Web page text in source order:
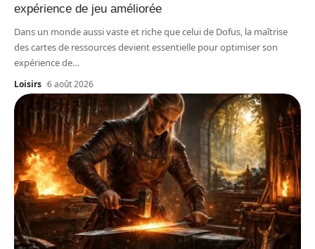
expérience de jeu améliorée
Dans un monde aussi vaste et riche que celui de Dofus, la maîtrise
des cartes de ressources devient essentielle pour optimiser son
expérience de…
Loisirs 6 août 2026